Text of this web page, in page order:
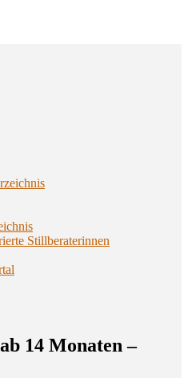
Stillen
Stillberaterinnen
14 Mona­ten –